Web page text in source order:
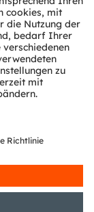
Terms of Trade